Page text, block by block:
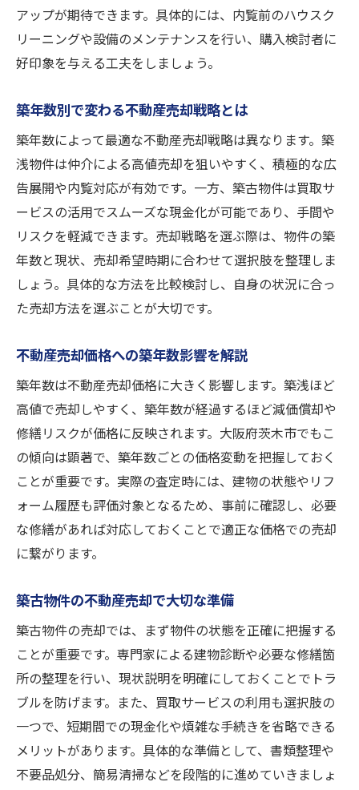
アップが期待できます。具体的には、内覧前のハウスク
リーニングや設備のメンテナンスを行い、購入検討者に
好印象を与える工夫をしましょう。
築年数別で変わる不動産売却戦略とは
築年数によって最適な不動産売却戦略は異なります。築
浅物件は仲介による高値売却を狙いやすく、積極的な広
告展開や内覧対応が有効です。一方、築古物件は買取サ
ービスの活用でスムーズな現金化が可能であり、手間や
リスクを軽減できます。売却戦略を選ぶ際は、物件の築
年数と現状、売却希望時期に合わせて選択肢を整理しま
しょう。具体的な方法を比較検討し、自身の状況に合っ
た売却方法を選ぶことが大切です。
不動産売却価格への築年数影響を解説
築年数は不動産売却価格に大きく影響します。築浅ほど
高値で売却しやすく、築年数が経過するほど減価償却や
修繕リスクが価格に反映されます。大阪府茨木市でもこ
の傾向は顕著で、築年数ごとの価格変動を把握しておく
ことが重要です。実際の査定時には、建物の状態やリフ
ォーム履歴も評価対象となるため、事前に確認し、必要
な修繕があれば対応しておくことで適正な価格での売却
に繋がります。
築古物件の不動産売却で大切な準備
築古物件の売却では、まず物件の状態を正確に把握する
ことが重要です。専門家による建物診断や必要な修繕箇
所の整理を行い、現状説明を明確にしておくことでトラ
ブルを防げます。また、買取サービスの利用も選択肢の
一つで、短期間での現金化や煩雑な手続きを省略できる
メリットがあります。具体的な準備として、書類整理や
不要品処分、簡易清掃などを段階的に進めていきましょ